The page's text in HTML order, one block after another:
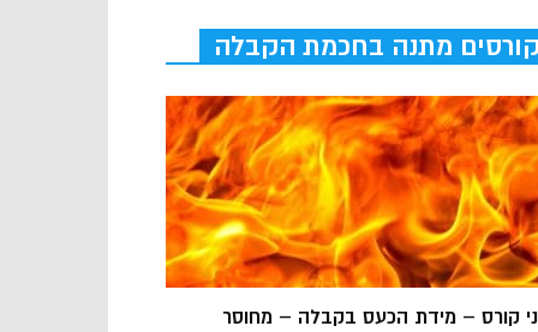
קורסים מתנה בחכמת הקבלה
קורס – מידת הכעס בקבלה – מחוסר